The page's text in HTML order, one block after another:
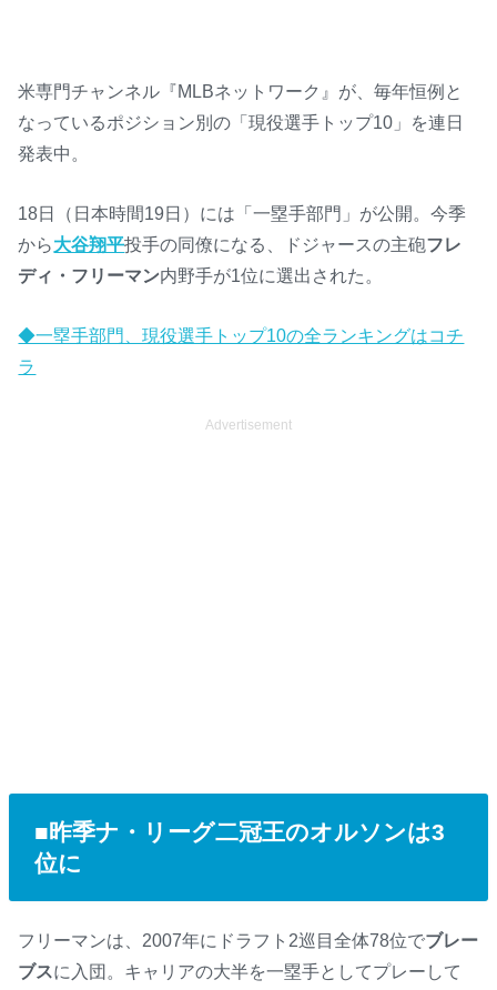
米専門チャンネル『MLBネットワーク』が、毎年恒例と
なっているポジション別の「現役選手トップ10」を連日
発表中。
18日（日本時間19日）には「一塁手部門」が公開。今季
から大谷翔平投手の同僚になる、ドジャースの主砲フレ
ディ・フリーマン内野手が1位に選出された。
◆一塁手部門、現役選手トップ10の全ランキングはコチ
ラ
Advertisement
■昨季ナ・リーグ二冠王のオルソンは3
位に
フリーマンは、2007年にドラフト2巡目全体78位でブレー
ブスに入団。キャリアの大半を一塁手としてプレーして